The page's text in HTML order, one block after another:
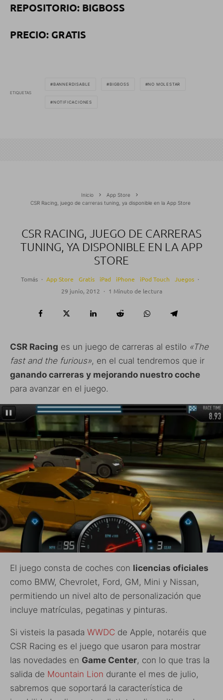
REPOSITORIO: BIGBOSS
PRECIO: GRATIS
ETIQUETAS
BANNERDISABLE BIGBOSS NO MOLESTAR
NOTIFICACIONES
Inicio
App Store
CSR Racing, juego de carreras tuning, ya disponible en la App Store
CSR RACING, JUEGO DE CARRERAS
TUNING, YA DISPONIBLE EN LA APP
STORE
Tomás · App Store Gratis iPad iPhone iPod Touch Juegos ·
29 junio, 2012 · 1 Minuto de lectura
CSR Racing es un juego de carreras al estilo «The
fast and the furious», en el cual tendremos que ir
ganando carreras y mejorando nuestro coche
para avanzar en el juego.
El juego consta de coches con licencias oficiales
como BMW, Chevrolet, Ford, GM, Mini y Nissan,
permitiendo un nivel alto de personalización que
incluye matrículas, pegatinas y pinturas.
Si visteis la pasada WWDC de Apple, notaréis que
CSR Racing es el juego que usaron para mostrar
las novedades en Game Center, con lo que tras la
salida de Mountain Lion durante el mes de julio,
sabremos que soportará la característica de